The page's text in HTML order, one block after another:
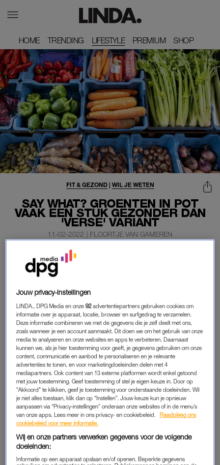
HOME
HOME TRENDING
TRENDING LIFESTYLE PREMIUM
PREMIUM SHOP
SHOP
SAY WHAT? GROENTEN IN POT
VAAK EEN STUK GEZONDER DAN
'VERSE' VARIANT
FIT & GEZOND| WIL JE WETEN
11-02-2022 | FLOORTJE VAN GAMEREN
Loop je daar in de supermarkt super verantwoord en
gezond te doen door je karretje vol te plempen met
met de varianten in pot – die zijn vaak gezonder…
Whut?!
Potgroenten zijn gezonder.
GROENTEN IN POT
Groenten in de supermarkt hebben vaak al een lange reis
achter de rug. Hierdoor zijn voedingsstoffen gaan ‘lekken’. Bij
groenten die direct na de oogst zijn verhit en verpot, is dat niet
het geval. Kortom, daar zitten meer voedingswaarden in.
Wil je weten hoe dit allemaal precies zit? Kijk dan hierboven
naar het college van de Universiteit van Nederland, gegeven
door levensmiddelentechnoloog Matthijs Dekker.
Jouw privacy-instellingen
LINDA., DPG Media en onze92 advertentiepartners gebruiken cookies om
informatie over je apparaat, locatie, browser en surfgedrag te verzamelen.
Deze informatie combineren we met de gegevens die je zelf deelt met ons,
zoals wanneer je een account aanmaakt. Dit doen we om het gebruik van onze
media te analyseren en onze websites en apps te verbeteren. Daarnaast
kunnen we, als je hier toestemming voor geeft, je gegevens gebruiken om onze
content, communicatie en aanbod te personaliseren en je relevante
advertenties te tonen, en voor marketingdoeleinden delen met 4
mediapartners. Ook content van 13 externe platformen wordt enkel getoond
met jouw toestemming. Geef toestemming of stel je eigen keuze in. Door op
"Akkoord" te klikken, geef je toestemming voor onderstaande doeleinden. Wil
je niet alles toestaan, klik dan op “Instellen”. Jouw keuze kun je opnieuw
aanpassen via “Privacy-instellingen” onderaan onze websites of in de menu’s
van onze apps. Lees meer in ons privacy- en cookiebeleid.
Raadpleeg ons
cookiebeleid voor meer informatie.
Wij en onze partners verwerken gegevens voor de volgende
doeleinden:
Informatie op een apparaat opslaan en/of openen. Beperkte gegevens